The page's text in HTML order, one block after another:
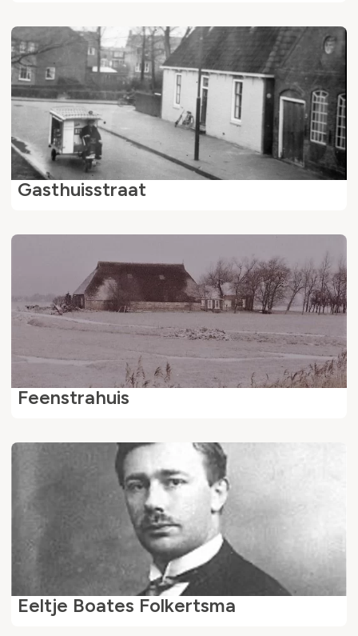
Gasthuisstraat
Feenstrahuis
Eeltje Boates Folkertsma